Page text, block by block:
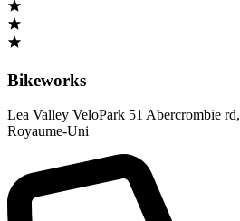
Bikeworks
Lea Valley VeloPark 51 Abercrombie rd,
Royaume-Uni